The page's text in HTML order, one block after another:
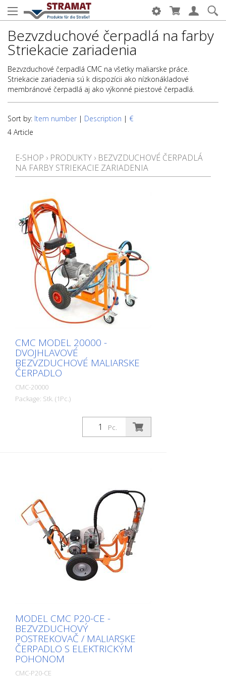
Bezvzduchové čerpadlá na farby
Striekacie zariadenia
Bezvzduchové čerpadlá CMC na všetky maliarske práce.
Striekacie zariadenia sú k dispozícii ako nízkonákladové
membránové čerpadlá aj ako výkonné piestové čerpadlá.
Sort by: Item number | Description | €
4 Article
E-SHOP › PRODUKTY › BEZVZDUCHOVÉ ČERPADLÁ
NA FARBY STRIEKACIE ZARIADENIA
CMC MODEL 20000 -
DVOJHLAVOVÉ
BEZVZDUCHOVÉ MALIARSKE
ČERPADLO
CMC-20000
Package: Stk. (1Pc.)
Pc.
MODEL CMC P20-CE -
BEZVZDUCHOVÝ
POSTREKOVAČ / MALIARSKE
ČERPADLO S ELEKTRICKÝM
POHONOM
CMC-P20-CE